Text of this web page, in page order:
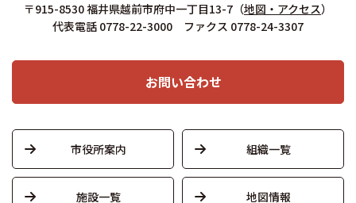
〒915-8530 福井県越前市府中一丁目13-7 （地図・アクセス）
代表電話 0778-22-3000 ファクス 0778-24-3307
お問い合わせ
市役所案内 組織一覧
施設一覧 地図情報